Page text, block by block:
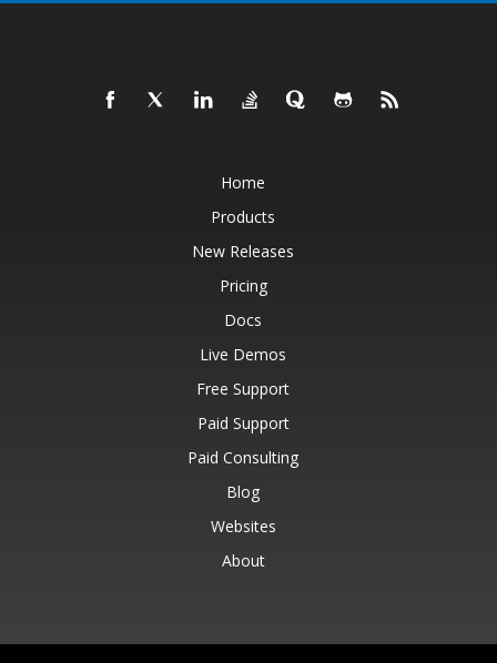
Home
Products
New Releases
Pricing
Docs
Live Demos
Free Support
Paid Support
Paid Consulting
Blog
Websites
About